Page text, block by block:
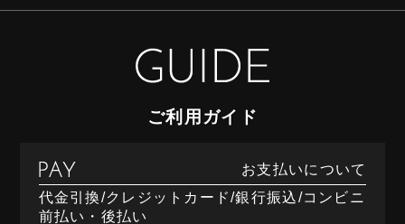
ご利用ガイド
お支払いについて
代金引換/クレジットカード/銀行振込/コンビニ
前払い・後払い